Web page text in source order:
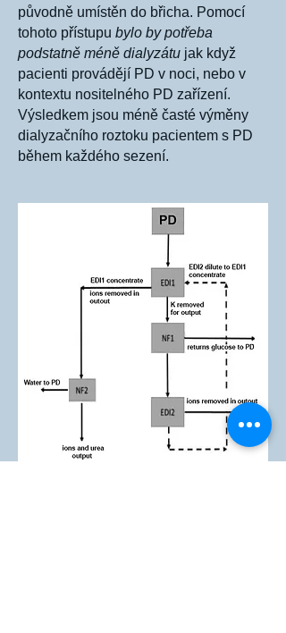
původně umístěn do břicha. Pomocí
tohoto přístupu bylo by potřeba
podstatně méně dialyzátu jak když
pacienti provádějí PD v noci, nebo v
kontextu nositelného PD zařízení.
Výsledkem jsou méně časté výměny
dialyzačního roztoku pacientem s PD
během každého sezení.